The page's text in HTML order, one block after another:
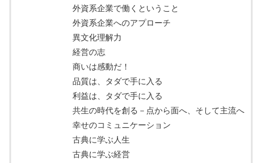
外資系企業で働くということ
外資系企業へのアプローチ
異文化理解力
経営の志
商いは感動だ！
品質は、タダで手に入る
利益は、タダで手に入る
共生の時代を創る－点から面へ、そして主流へ
幸せのコミュニケーション
古典に学ぶ人生
古典に学ぶ経営